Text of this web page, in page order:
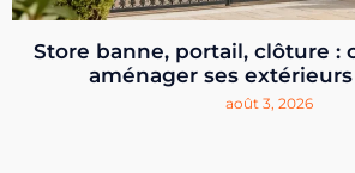
Store banne, portail, clôture :
aménager ses extérieurs
août 3, 2026